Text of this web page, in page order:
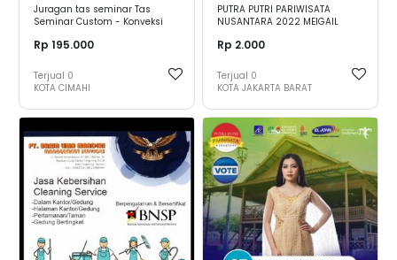
Juragan tas seminar Tas
Seminar Custom - Konveksi
Rp 195.000
Terjual 0
KOTA CIMAHI
PUTRA PUTRI PARIWISATA
NUSANTARA 2022 MEIGAIL
Rp 2.000
Terjual 0
KOTA JAKARTA BARAT